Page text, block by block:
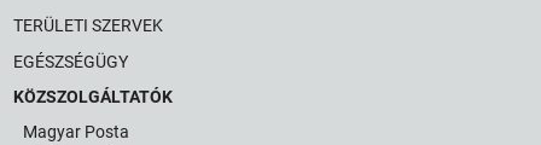
TERÜLETI SZERVEK
EGÉSZSÉGÜGY
KÖZSZOLGÁLTATÓK
Magyar Posta